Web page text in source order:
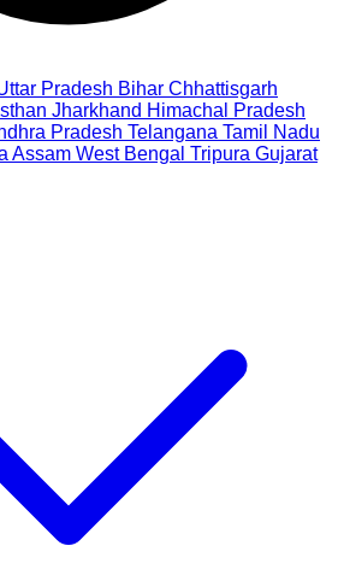
Pradesh Bihar Chhattisgarh
Jharkhand Himachal Pradesh
Pradesh Telangana Tamil Nadu
Assam West Bengal Tripura Gujarat